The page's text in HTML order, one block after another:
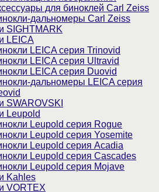
для биноклей Carl Zeiss
дальномеры Carl Zeiss
SIGHTMARK
LEICA
LEICA серия Trinovid
LEICA серия Ultravid
LEICA серия Duovid
дальномеры LEICA серия
SWAROVSKI
Leupold
Leupold серия Rogue
Leupold серия Yosemite
Leupold серия Acadia
Leupold серия Cascades
Leupold серия Mojave
Kahles
VORTEX